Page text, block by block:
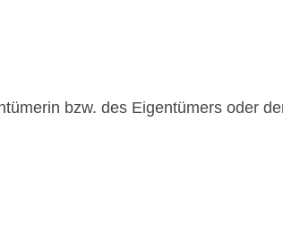
bzw. des Eigentümers oder